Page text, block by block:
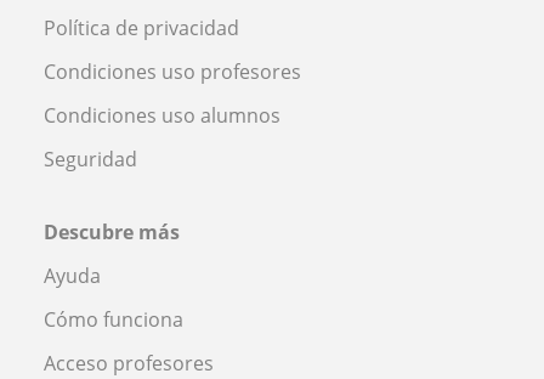
Política de privacidad
Condiciones uso profesores
Condiciones uso alumnos
Seguridad
Descubre más
Ayuda
Cómo funciona
Acceso profesores